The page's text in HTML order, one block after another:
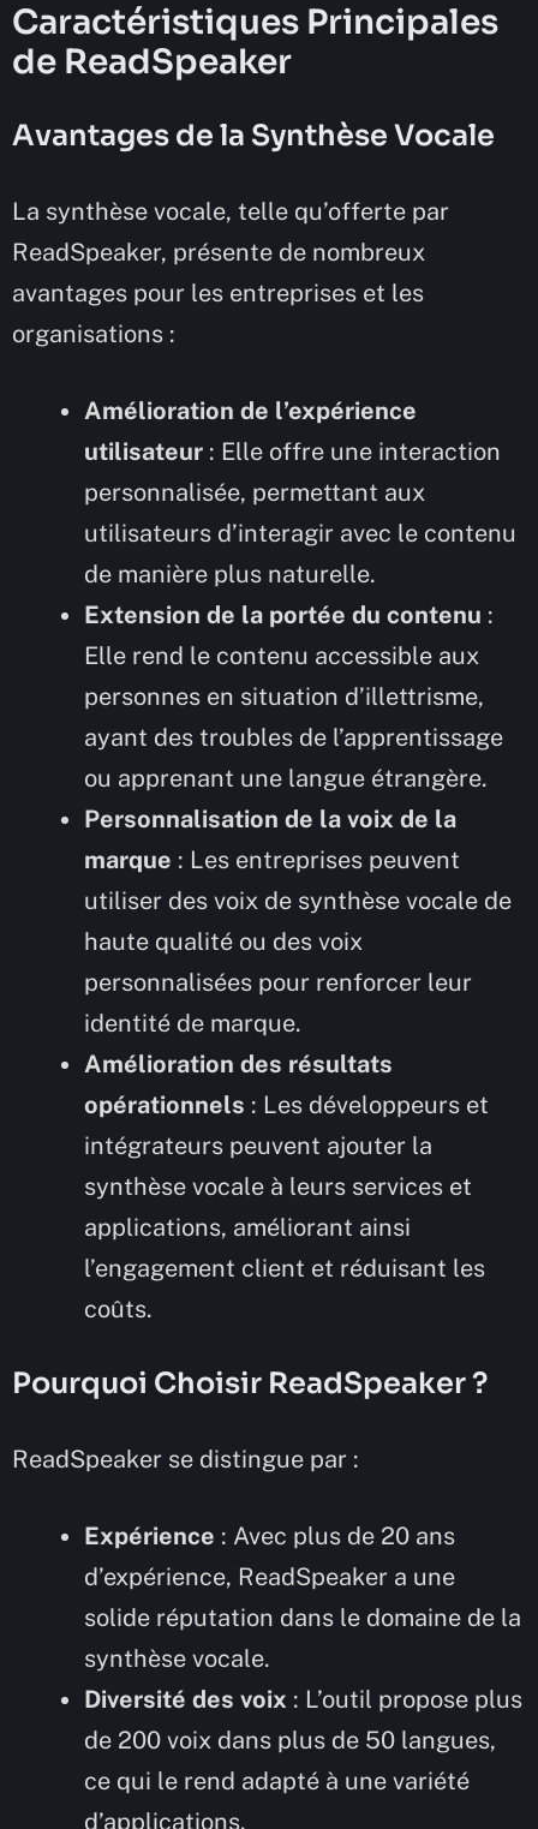
Caractéristiques Principales
de ReadSpeaker
Avantages de la Synthèse Vocale
La synthèse vocale, telle qu’offerte par
ReadSpeaker, présente de nombreux
avantages pour les entreprises et les
organisations :
Amélioration de l’expérience
utilisateur : Elle offre une interaction
personnalisée, permettant aux
utilisateurs d’interagir avec le contenu
de manière plus naturelle.
Extension de la portée du contenu :
Elle rend le contenu accessible aux
personnes en situation d’illettrisme,
ayant des troubles de l’apprentissage
ou apprenant une langue étrangère.
Personnalisation de la voix de la
marque : Les entreprises peuvent
utiliser des voix de synthèse vocale de
haute qualité ou des voix
personnalisées pour renforcer leur
identité de marque.
Amélioration des résultats
opérationnels : Les développeurs et
intégrateurs peuvent ajouter la
synthèse vocale à leurs services et
applications, améliorant ainsi
l’engagement client et réduisant les
coûts.
Pourquoi Choisir ReadSpeaker ?
ReadSpeaker se distingue par :
Expérience : Avec plus de 20 ans
d’expérience, ReadSpeaker a une
solide réputation dans le domaine de la
synthèse vocale.
Diversité des voix : L’outil propose plus
de 200 voix dans plus de 50 langues,
ce qui le rend adapté à une variété
d’applications.